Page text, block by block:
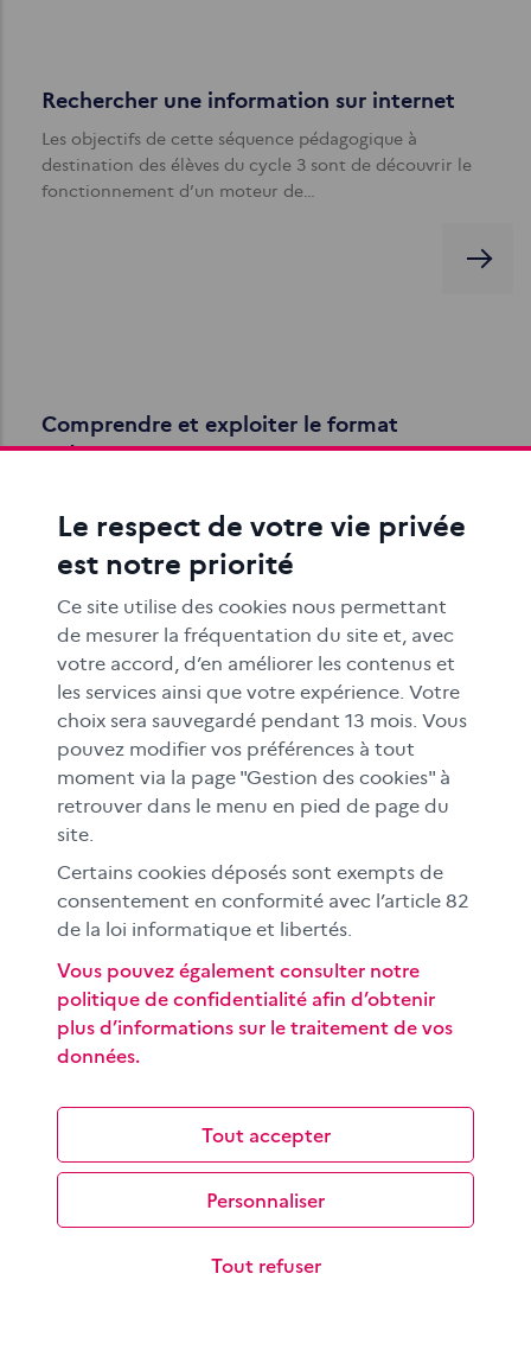
Rechercher une information sur internet
Les objectifs de cette séquence pédagogique à
destination des élèves du cycle 3 sont de découvrir le
fonctionnement d’un moteur de…
Comprendre et exploiter le format
« story »
plateformes, la story est destinée à un public jeune et
conçue pour une lecture sur…
Écrire pour informer : réaliser un article, un
reportage
Les objectifs de cette séance sont de savoir distinguer
information, rumeur, anecdote et opinion ; de
comprendre le travail des…
Comprendre une ligne éditoriale
Pourquoi un média décide-t-il de traiter un sujet ?
Selon quels critères un journal choisit-il de mettre en
Le respect de votre vie privée
est notre priorité
Ce site utilise des cookies nous permettant
de mesurer la fréquentation du site et, avec
votre accord, d’en améliorer les contenus et
les services ainsi que votre expérience. Votre
choix sera sauvegardé pendant 13 mois. Vous
pouvez modifier vos préférences à tout
moment via la page "Gestion des cookies" à
retrouver dans le menu en pied de page du
site.
Certains cookies déposés sont exempts de
consentement en conformité avec l’article 82
de la loi informatique et libertés.
Tout accepter
Tout refuser
Personnaliser
Vous pouvez également consulter notre
politique de confidentialité afin d’obtenir
plus d’informations sur le traitement de vos
données.